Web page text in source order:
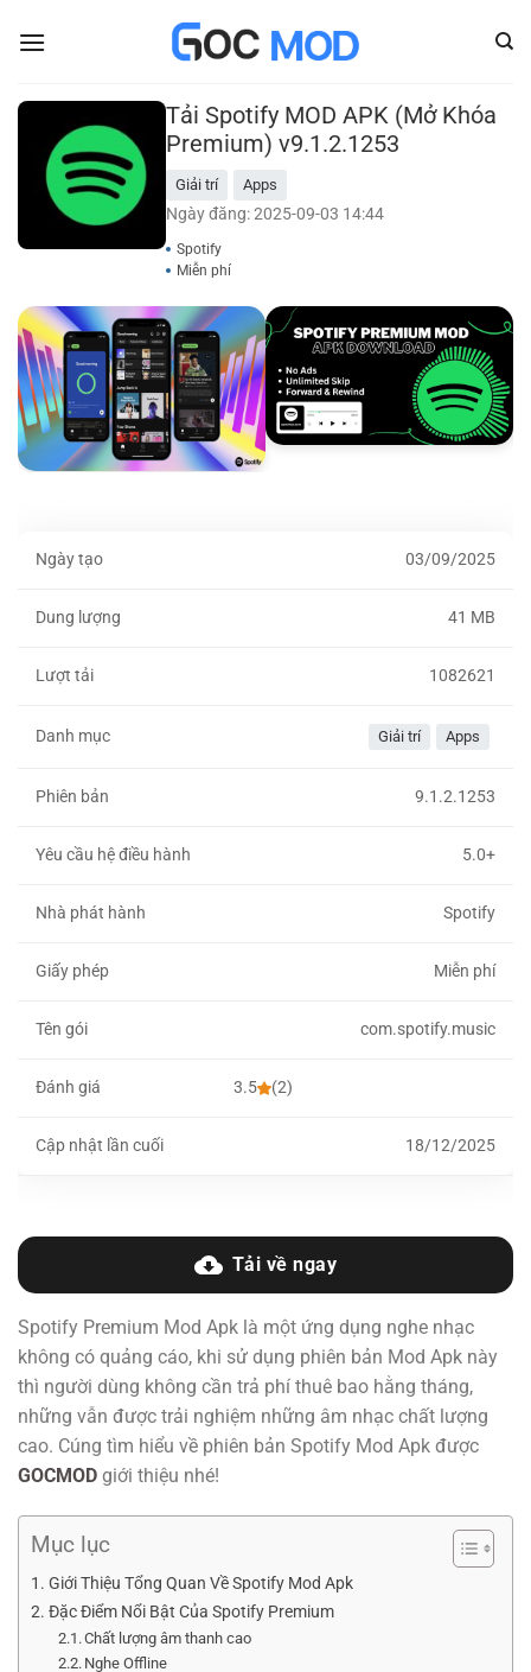
qua
dung
Tải Spotify MOD APK (Mở Khóa
Premium) v9.1.2.1253
Giải trí Apps
Ngày đăng: 2025-09-03 14:44
Spotify
Miễn phí
Ngày tạo 03/09/2025
Dung lượng 41 MB
Lượt tải 1082621
Danh mục Giải trí Apps
Phiên bản 9.1.2.1253
Yêu cầu hệ điều hành 5.0+
Nhà phát hành Spotify
Giấy phép Miễn phí
Tên gói com.spotify.music
Đánh giá 3.5 (2)
Cập nhật lần cuối 18/12/2025
Tải về ngay
Spotify Premium Mod Apk là một ứng dụng nghe nhạc
không có quảng cáo, khi sử dụng phiên bản Mod Apk này
thì người dùng không cần trả phí thuê bao hằng tháng,
những vẫn được trải nghiệm những âm nhạc chất lượng
cao. Cúng tìm hiểu về phiên bản Spotify Mod Apk được
GOCMOD giới thiệu nhé!
Mục lục
Giới Thiệu Tổng Quan Về Spotify Mod Apk
Đặc Điểm Nổi Bật Của Spotify Premium
Chất lượng âm thanh cao
Nghe Offline